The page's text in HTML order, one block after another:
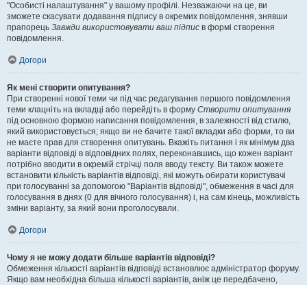
"Особисті налаштування" у вашому профілі. Незважаючи на це, ви
зможете скасувати додавання підпису в окремих повідомлення, знявши
прапорець Завжди використовувати ваш підпис в формі створення
повідомлення.
Догори
Як мені створити опитування?
При створенні нової теми чи під час редагування першого повідомлення
теми клацніть на вкладці або перейдіть в форму Створити опитування
під основною формою написання повідомлення, в залежності від стилю,
який використовується; якщо ви не бачите такої вкладки або форми, то ви
не маєте прав для створення опитувань. Вкажіть питання і як мінімум два
варіанти відповіді в відповідних полях, переконавшись, що кожен варіант
потрібно вводити в окремій стрічці поля вводу тексту. Ви також можете
встановити кількість варіантів відповіді, які можуть обирати користувачі
при голосуванні за допомогою "Варіантів відповіді", обмеження в часі для
голосування в днях (0 для вічного голосування) і, на сам кінець, можливість
зміни варіанту, за який вони проголосували.
Догори
Чому я не можу додати більше варіантів відповіді?
Обмеження кількості варіантів відповіді встановлює адміністратор форуму.
Якщо вам необхідна більша кількості варіантів, аніж це передбачено,